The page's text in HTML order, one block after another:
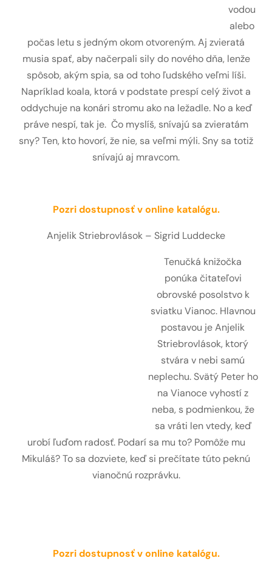
vodou
alebo
počas letu s jedným okom otvoreným. Aj zvieratá
musia spať, aby načerpali sily do nového dňa, lenže
spôsob, akým spia, sa od toho ľudského veľmi líši.
Napríklad koala, ktorá v podstate prespí celý život a
oddychuje na konári stromu ako na ležadle. No a keď
práve nespí, tak je. Čo myslíš, snívajú sa zvieratám
sny? Ten, kto hovorí, že nie, sa veľmi mýli. Sny sa totiž
snívajú aj mravcom.
Pozri dostupnosť v online katalógu.
Anjelik Striebrovlások – Sigrid Luddecke
Tenučká knižočka
ponúka čitateľovi
obrovské posolstvo k
sviatku Vianoc. Hlavnou
postavou je Anjelik
Striebrovlások, ktorý
stvára v nebi samú
neplechu. Svätý Peter ho
na Vianoce vyhostí z
neba, s podmienkou, že
sa vráti len vtedy, keď
urobí ľuďom radosť. Podarí sa mu to? Pomôže mu
Mikuláš? To sa dozviete, keď si prečítate túto peknú
vianočnú rozprávku.
Pozri dostupnosť v online katalógu.